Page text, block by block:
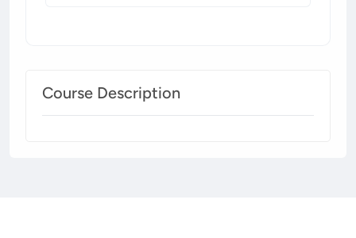
Course Description